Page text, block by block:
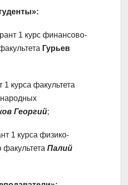
1 курс финансово-
Гурьев
1 курса факультета
Георгий;
1 курса физико-
факультета Палий